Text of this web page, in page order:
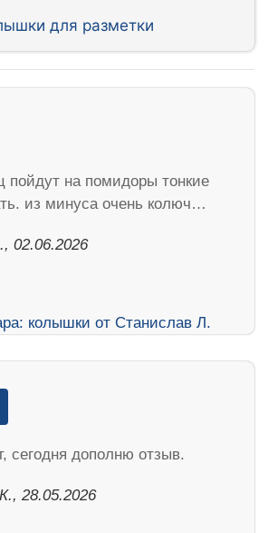
для разметки
пойдут на помидоры тонкие
из минуса очень колюч…
02.06.2026
сегодня дополню отзыв.
28.05.2026